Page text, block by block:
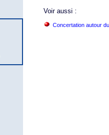
Voir aussi :
Concertation autour